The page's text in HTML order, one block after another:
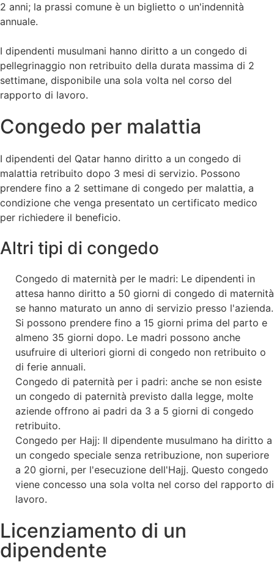
2 anni; la prassi comune è un biglietto o un'indennità
annuale.
I dipendenti musulmani hanno diritto a un congedo di
pellegrinaggio non retribuito della durata massima di 2
settimane, disponibile una sola volta nel corso del
rapporto di lavoro.
Congedo per malattia
I dipendenti del Qatar hanno diritto a un congedo di
malattia retribuito dopo 3 mesi di servizio. Possono
prendere fino a 2 settimane di congedo per malattia, a
condizione che venga presentato un certificato medico
per richiedere il beneficio.
Altri tipi di congedo
Congedo di maternità per le madri: Le dipendenti in
attesa hanno diritto a 50 giorni di congedo di maternità
se hanno maturato un anno di servizio presso l'azienda.
Si possono prendere fino a 15 giorni prima del parto e
almeno 35 giorni dopo. Le madri possono anche
usufruire di ulteriori giorni di congedo non retribuito o
di ferie annuali.
Congedo di paternità per i padri: anche se non esiste
un congedo di paternità previsto dalla legge, molte
aziende offrono ai padri da 3 a 5 giorni di congedo
retribuito.
Congedo per Hajj: Il dipendente musulmano ha diritto a
un congedo speciale senza retribuzione, non superiore
a 20 giorni, per l'esecuzione dell'Hajj. Questo congedo
viene concesso una sola volta nel corso del rapporto di
lavoro.
Licenziamento di un
dipendente